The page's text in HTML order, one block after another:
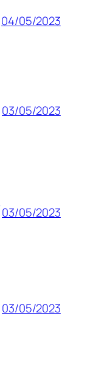
04/05/2023
03/05/2023
03/05/2023
03/05/2023